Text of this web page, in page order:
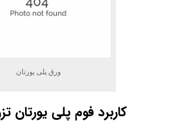
ورق پلی یورتان
کاربرد فوم پلی یورتان